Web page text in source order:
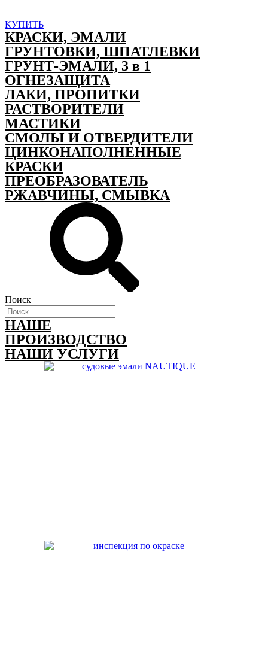
КУПИТЬ
КРАСКИ, ЭМАЛИ
ГРУНТОВКИ, ШПАТЛЕВКИ
ГРУНТ-ЭМАЛИ, 3 в 1
ОГНЕЗАЩИТА
ЛАКИ, ПРОПИТКИ
РАСТВОРИТЕЛИ
МАСТИКИ
СМОЛЫ И ОТВЕРДИТЕЛИ
ЦИНКОНАПОЛНЕННЫЕ
КРАСКИ
ПРЕОБРАЗОВАТЕЛЬ
РЖАВЧИНЫ, СМЫВКА
Поиск
НАШЕ
ПРОИЗВОДСТВО
НАШИ УСЛУГИ